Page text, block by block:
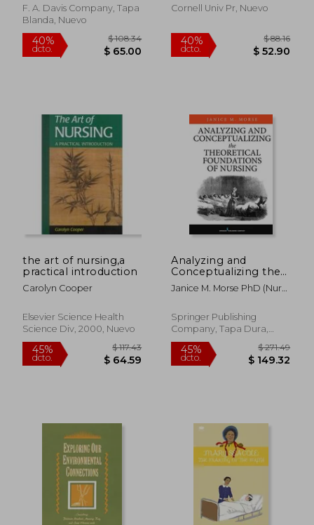
45%
dcto. $ 30.71 dcto. $
45% $ 136.14 45% $
F. A. Davis Company, Tapa
Blanda, Nuevo
profession
Cornell Univ Pr, Nuevo
the art of nursing,a
practical introduction
Carolyn Cooper
Elsevier Science Health
Science Div, 2000, Nuevo
Analyzing and
Conceptualizing the
Theoretical
Foundations of
Janice M. Morse PhD (Nurs)
Springer Publishing
Company, Tapa Dura,
Nuevo